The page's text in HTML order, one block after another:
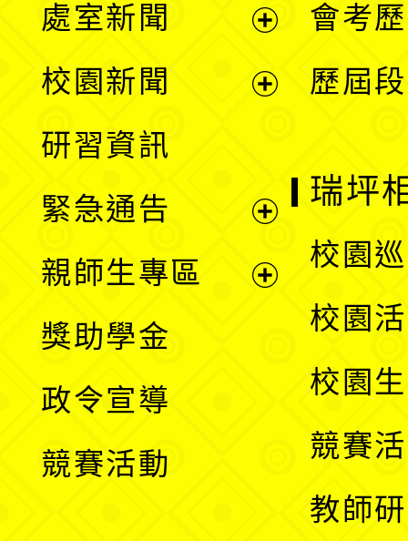
處室新聞
單
校園新聞
選
單
研習資訊
緊急通告
親師生專區
獎助學金
政令宣導
競賽活動
會考
歷屆
瑞坪
校園
校園
校園
競賽
教師